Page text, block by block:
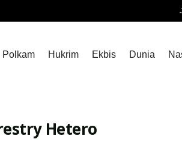
Polkam Hukrim Ekbis Dunia
Hetero